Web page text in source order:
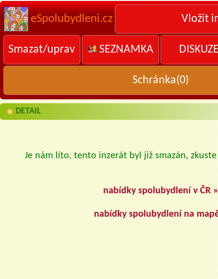
eSpolubydleni.cz Vložit
Smazat/uprav SEZNAMKA
Schránka(0)
DETAIL
Je nám líto, tento inzerát byl již smazán,
nabídky spolubydlení v ČR »
nabídky spolubydlení na